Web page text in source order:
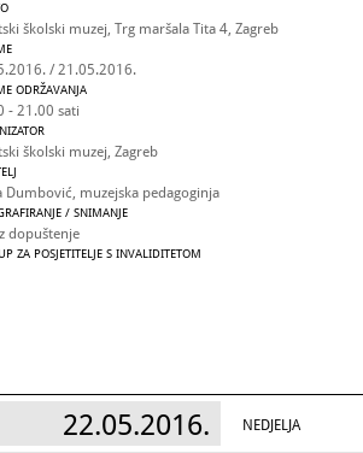
školski muzej, Trg maršala Tita 4, Zagreb
/ 21.05.2016.
ODRŽAVANJA
- 21.00 sati
školski muzej, Zagreb
Dumbović, muzejska pedagoginja
/ SNIMANJE
dopuštenje
ZA POSJETITELJE S INVALIDITETOM
22.05.2016. NEDJELJA